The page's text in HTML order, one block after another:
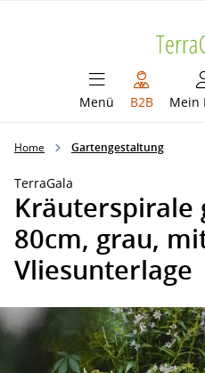
Menü B2B Mein
Home Gartengestaltung
TerraGala
Kräuterspirale
80cm, grau,
Vliesunterlage